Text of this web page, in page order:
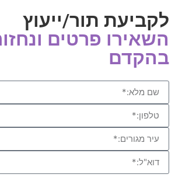
לקביעת תור/ייעוץ
השאירו פרטים
בהקדם